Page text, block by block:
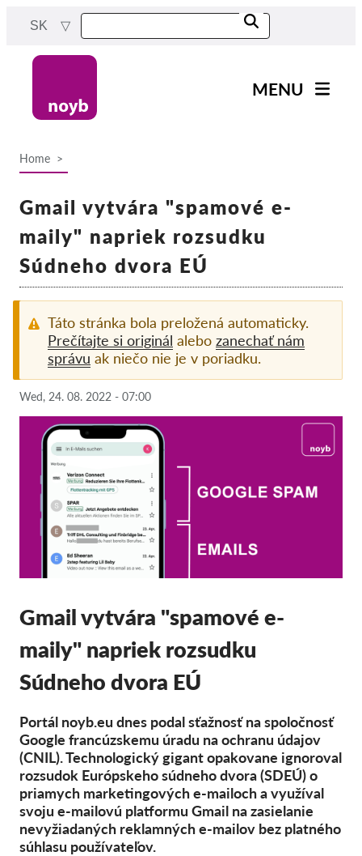
content
SK
MENU
Projekty
orgánov
Rozhodnutia pre jednotlivé
Exercise your rights!
Pordporte nás!
Členstvo
Príspevky
Sponzorstvo
Daňová uznateľnosť
Prihlásenie člena
Tím
Výročné správy
Otázky a odpovede
Kolektívna žaloba
OnionShare
Média
Kontakt
Home
Gmail vytvára "spamové e-
maily" napriek rozsudku
Súdneho dvora EÚ
Táto stránka bola preložená automaticky.
Prečítajte si originál alebo zanechať nám
správu ak niečo nie je v poriadku.
Wed, 24. 08. 2022 - 07:00
Gmail vytvára "spamové e-
maily" napriek rozsudku
Súdneho dvora EÚ
Portál noyb.eu dnes podal sťažnosť na spoločnosť
Google francúzskemu úradu na ochranu údajov
(CNIL). Technologický gigant opakovane ignoroval
rozsudok Európskeho súdneho dvora (SDEÚ) o
priamych marketingových e-mailoch a využíval
svoju e-mailovú platformu Gmail na zasielanie
nevyžiadaných reklamných e-mailov bez platného
súhlasu používateľov.